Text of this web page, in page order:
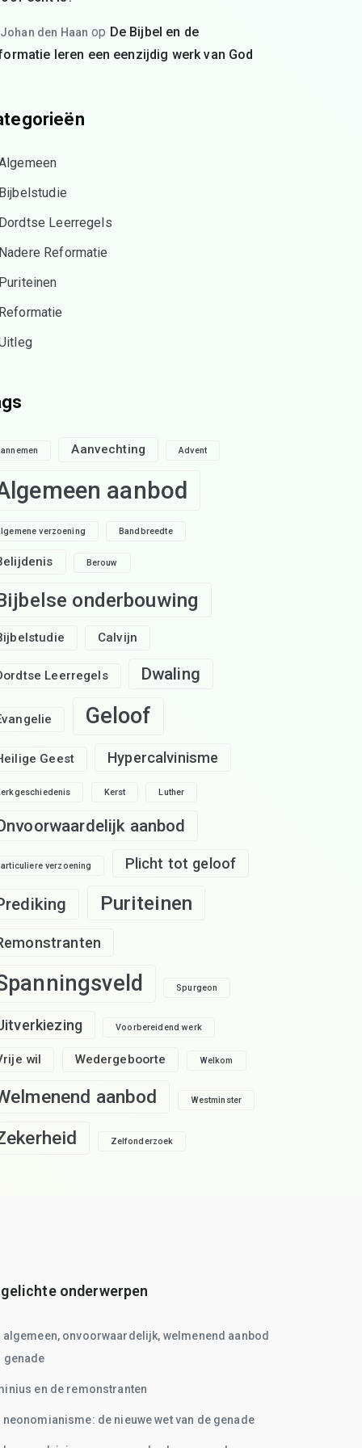
Johan den Haan op De Bijbel en de
leren een eenzijdig werk van God
Leerregels
Reformatie
Aanvechting Advent
aanbod
verzoening Bandbreedte
Berouw
onderbouwing
Calvijn
Leerregels Dwaling
Geloof
Geest Hypercalvinisme
Kerst Luther
aanbod
verzoening Plicht tot geloof
Puriteinen
Spurgeon
Voorbereidend werk
wil Wedergeboorte Welkom
aanbod Westminster
Zelfonderzoek
onderwerpen
algemeen, onvoorwaardelijk, welmenend aanbod
genade
en de remonstranten
neonomianisme: de nieuwe wet van de genade